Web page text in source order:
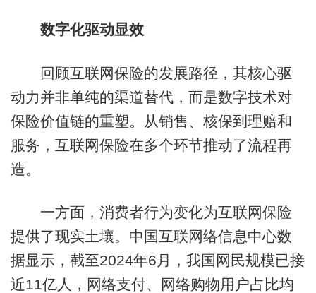
数字化驱动显效
回顾互联网保险的发展路径，其核心驱
动力并非单纯的渠道替代，而是数字技术对
保险价值链的重塑。从销售、核保到理赔和
服务，互联网保险在多个环节推动了流程再
造。
一方面，消费者行为变化为互联网保险
提供了现实土壤。中国互联网络信息中心数
据显示，截至2024年6月，我国网民规模已接
近11亿人，网络支付、网络购物用户占比均